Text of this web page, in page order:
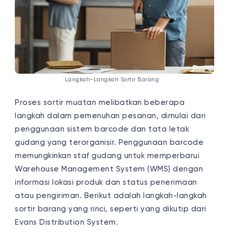
Langkah-Langkah Sortir Barang
Proses sortir muatan melibatkan beberapa
langkah dalam pemenuhan pesanan, dimulai dari
penggunaan sistem barcode dan tata letak
gudang yang terorganisir. Penggunaan barcode
memungkinkan staf gudang untuk memperbarui
Warehouse Management System (WMS) dengan
informasi lokasi produk dan status penerimaan
atau pengiriman. Berikut adalah langkah-langkah
sortir barang yang rinci, seperti yang dikutip dari
Evans Distribution System.